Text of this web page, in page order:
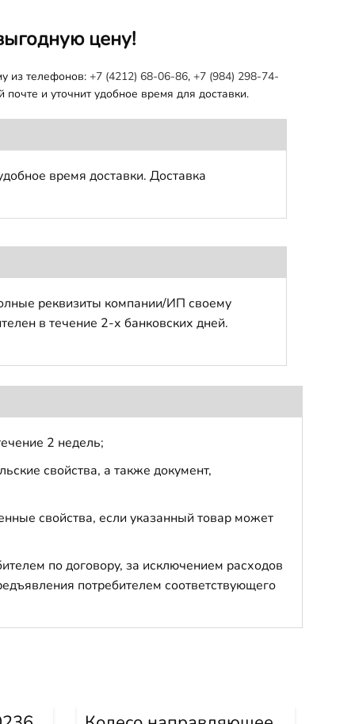
цену!
из телефонов: +7 (4212) 68-06-86, +7 (984) 298-74-
и уточнит удобное время для доставки.
время доставки. Доставка
реквизиты компании/ИП своему
в течение 2-х банковских дней.
2 недель;
свойства, а также документ,
свойства, если указанный товар может
по договору, за исключением расходов
потребителем соответствующего